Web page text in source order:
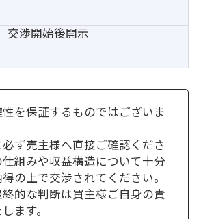
交渉開始後開示
を保証するものではございま
ず売主様へ直接ご確認くださ
組みや収益構造について十分
の上で交渉されてください。
的な判断は買主様ご自身の責
ます。